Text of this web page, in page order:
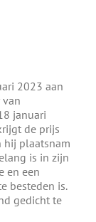
2023 aan
januari
de prijs
hij plaatsnam
is in zijn
en een
besteden is.
gedicht te